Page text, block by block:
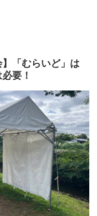
】「むらいど」は
要！